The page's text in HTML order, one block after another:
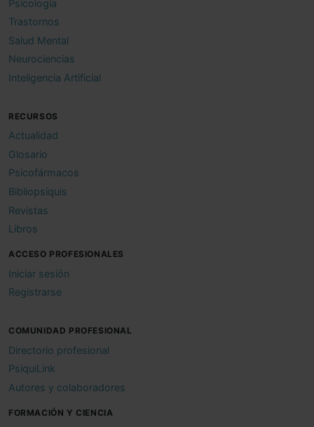
Psicología
Trastornos
Salud Mental
Neurociencias
Inteligencia Artificial
RECURSOS
Actualidad
Glosario
Psicofármacos
Bibliopsiquis
Revistas
Libros
ACCESO PROFESIONALES
Iniciar sesión
Registrarse
COMUNIDAD PROFESIONAL
Directorio profesional
PsiquiLink
Autores y colaboradores
FORMACIÓN Y CIENCIA